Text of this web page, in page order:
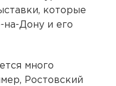
которые
на-Дону и его
много
Ростовский